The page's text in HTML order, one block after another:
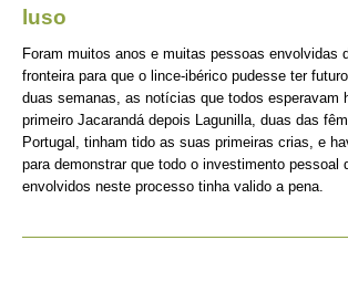
luso
Foram muitos anos e muitas pessoas envolvidas
fronteira para que o lince-ibérico pudesse ter
duas semanas, as notícias que todos esperavam
primeiro Jacarandá depois Lagunilla, duas das
Portugal, tinham tido as suas primeiras crias, e
para demonstrar que todo o investimento pessoal
envolvidos neste processo tinha valido a pena.